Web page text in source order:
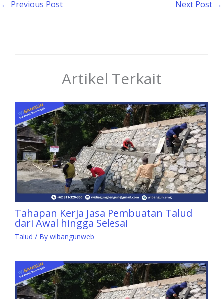
← Previous Post Next Post →
Artikel Terkait
Tahapan Kerja Jasa Pembuatan Talud
dari Awal hingga Selesai
Talud / By wibangunweb